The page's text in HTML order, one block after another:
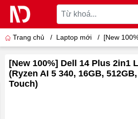
Trang chủ / Laptop mới / [New
[New 100%] Dell 14 Plus 2in1
(Ryzen AI 5 340, 16GB,
Touch)